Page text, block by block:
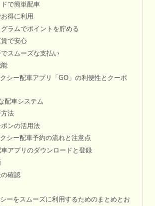
で簡単配車
得に利用
ラムでポイントを貯める
で安心
スムーズな支払い
能
シー配車アプリ「GO」の利便性とクーポ
配車システム
法
ンの活用法
シー配車予約の流れと注意点
車アプリのダウンロードと登録
確認
シーをスムーズに利用するためのまとめとお